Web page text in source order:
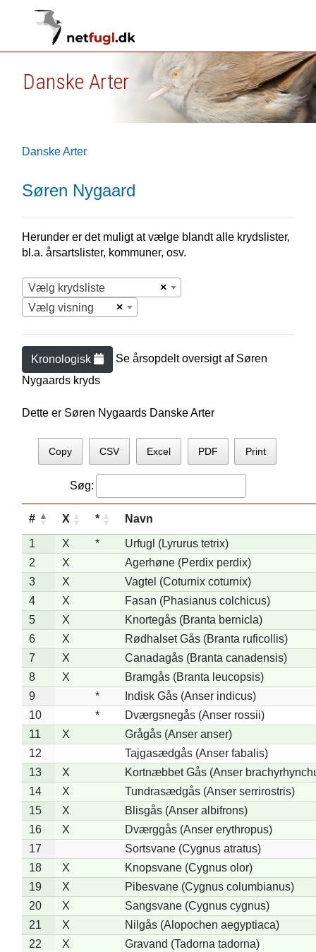
Danske Arter
Danske Arter
Søren Nygaard
Herunder er det muligt at vælge blandt alle krydslister,
bl.a. årsartslister, kommuner, osv.
×
Vælg krydsliste
×
Vælg visning
Kronologisk Se årsopdelt oversigt af Søren
Nygaards kryds
Dette er Søren Nygaards Danske Arter
Copy CSV Excel PDF Print
Søg:
# X * Navn
1 X *
Urfugl (Lyrurus tetrix)
2
X
Agerhøne (Perdix perdix)
3
X
Vagtel (Coturnix coturnix)
4
X
Fasan (Phasianus colchicus)
5
X
Knortegås (Branta bernicla)
6
X
Rødhalset Gås (Branta ruficollis)
7
X
Canadagås (Branta canadensis)
8
X
Bramgås (Branta leucopsis)
9
*
Indisk Gås (Anser indicus)
10
*
Dværgsnegås (Anser rossii)
11
X
Grågås (Anser anser)
12
Tajgasædgås (Anser fabalis)
13
X
Kortnæbbet Gås (Anser
14
X
Tundrasædgås (Anser serrirostris)
15
X
Blisgås (Anser albifrons)
16
X
Dværggås (Anser erythropus)
17
Sortsvane (Cygnus atratus)
18
X
Knopsvane (Cygnus olor)
19
X
Pibesvane (Cygnus columbianus)
20
X
Sangsvane (Cygnus cygnus)
21
X
Nilgås (Alopochen aegyptiaca)
22
X
Gravand (Tadorna tadorna)